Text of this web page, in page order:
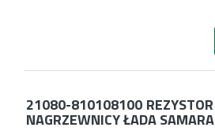
21080-810108100 REZYSTOR
NAGRZEWNICY ŁADA SAMARA